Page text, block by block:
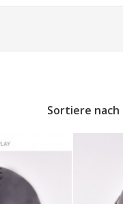
Sortiere nach